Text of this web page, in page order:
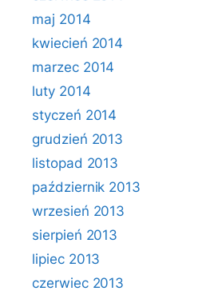
maj 2014
kwiecień 2014
marzec 2014
luty 2014
styczeń 2014
grudzień 2013
listopad 2013
październik 2013
wrzesień 2013
sierpień 2013
lipiec 2013
czerwiec 2013